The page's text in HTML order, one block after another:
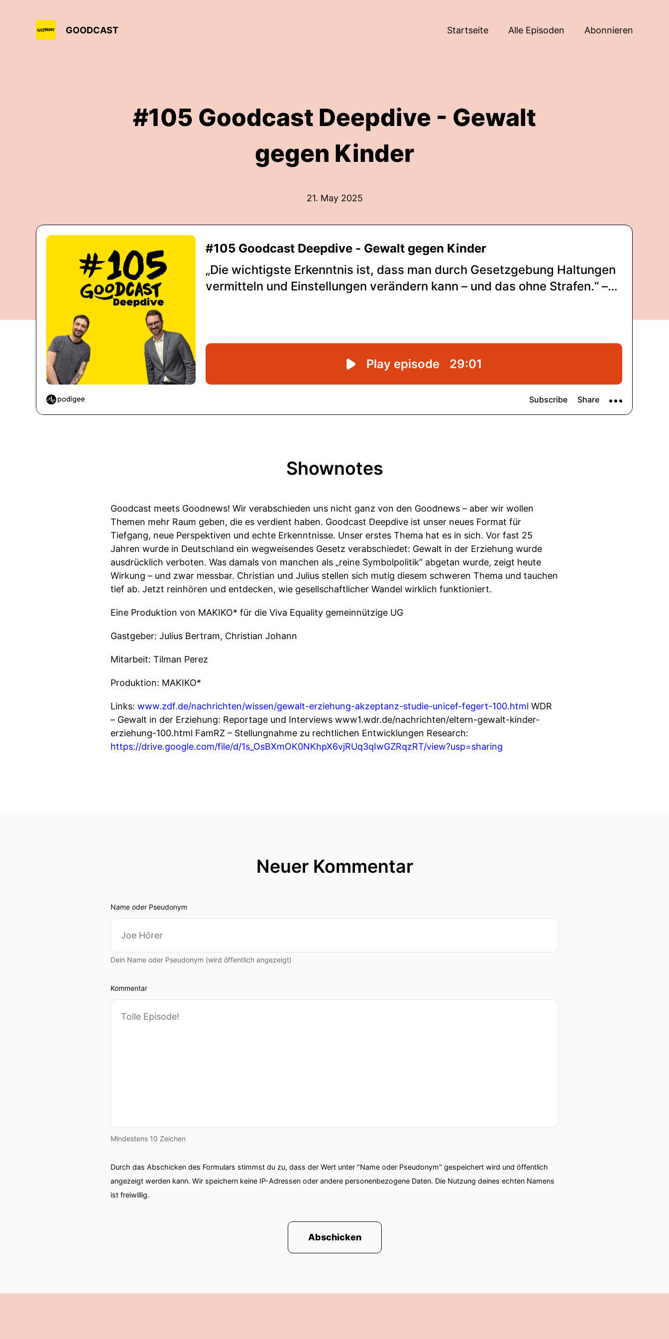
GOODCAST Startseite Alle Episoden Abonnieren
#105 Goodcast Deepdive - Gewalt
gegen Kinder
21. May 2025
Shownotes
Goodcast meets Goodnews! Wir verabschieden uns nicht ganz von den Goodnews – aber wir wollen
Themen mehr Raum geben, die es verdient haben. Goodcast Deepdive ist unser neues Format für
Tiefgang, neue Perspektiven und echte Erkenntnisse. Unser erstes Thema hat es in sich. Vor fast 25
Jahren wurde in Deutschland ein wegweisendes Gesetz verabschiedet: Gewalt in der Erziehung wurde
ausdrücklich verboten. Was damals von manchen als „reine Symbolpolitik“ abgetan wurde, zeigt heute
Wirkung – und zwar messbar. Christian und Julius stellen sich mutig diesem schweren Thema und tauchen
tief ab. Jetzt reinhören und entdecken, wie gesellschaftlicher Wandel wirklich funktioniert.
Eine Produktion von MAKIKO* für die Viva Equality gemeinnützige UG
Gastgeber: Julius Bertram, Christian Johann
Mitarbeit: Tilman Perez
Produktion: MAKIKO*
Links: www.zdf.de/nachrichten/wissen/gewalt-erziehung-akzeptanz-studie-unicef-fegert-100.html WDR
– Gewalt in der Erziehung: Reportage und Interviews www1.wdr.de/nachrichten/eltern-gewalt-kinder-
erziehung-100.html FamRZ – Stellungnahme zu rechtlichen Entwicklungen Research:
https://drive.google.com/file/d/1s_OsBXmOK0NKhpX6vjRUq3qIwGZRqzRT/view?usp=sharing
Neuer Kommentar
Name oder Pseudonym
Dein Name oder Pseudonym (wird öffentlich angezeigt)
Kommentar
Mindestens 10 Zeichen
Durch das Abschicken des Formulars stimmst du zu, dass der Wert unter "Name oder Pseudonym" gespeichert wird und öffentlich
angezeigt werden kann. Wir speichern keine IP-Adressen oder andere personenbezogene Daten. Die Nutzung deines echten Namens
ist freiwillig.
Abschicken